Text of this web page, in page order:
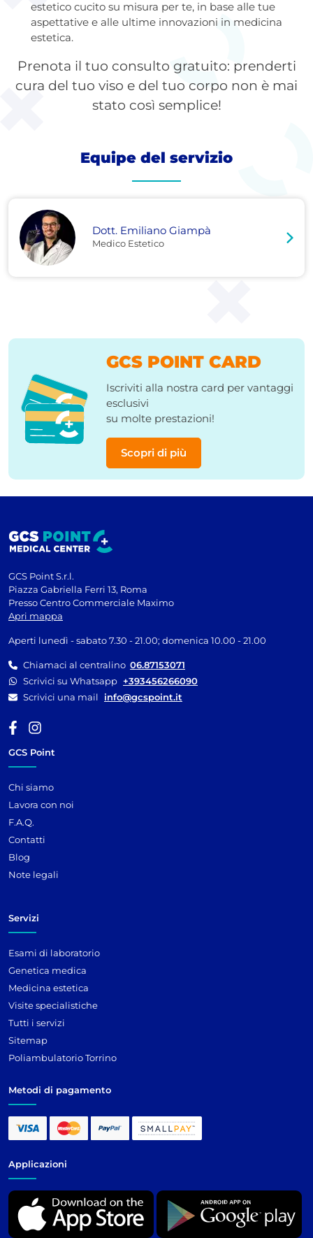
estetico cucito su misura per te, in base alle tue
aspettative e alle ultime innovazioni in medicina
estetica.
Prenota il tuo consulto gratuito: prenderti
cura del tuo viso e del tuo corpo non è mai
stato così semplice!
Equipe del servizio
Dott. Emiliano Giampà
Medico Estetico
GCS POINT CARD
Iscriviti alla nostra card per vantaggi
esclusivi
su molte prestazioni!
Scopri di più
GCS Point S.r.l.
Piazza Gabriella Ferri 13, Roma
Presso Centro Commerciale Maximo
Apri mappa
Aperti lunedì - sabato 7.30 - 21.00; domenica 10.00 - 21.00
Chiamaci al centralino 06.87153071
Scrivici su Whatsapp +393456266090
Scrivici una mail
info@gcspoint.it
GCS Point
Chi siamo
Lavora con noi
F.A.Q.
Contatti
Blog
Note legali
Servizi
Esami di laboratorio
Genetica medica
Medicina estetica
Visite specialistiche
Tutti i servizi
Sitemap
Poliambulatorio Torrino
Metodi di pagamento
Applicazioni